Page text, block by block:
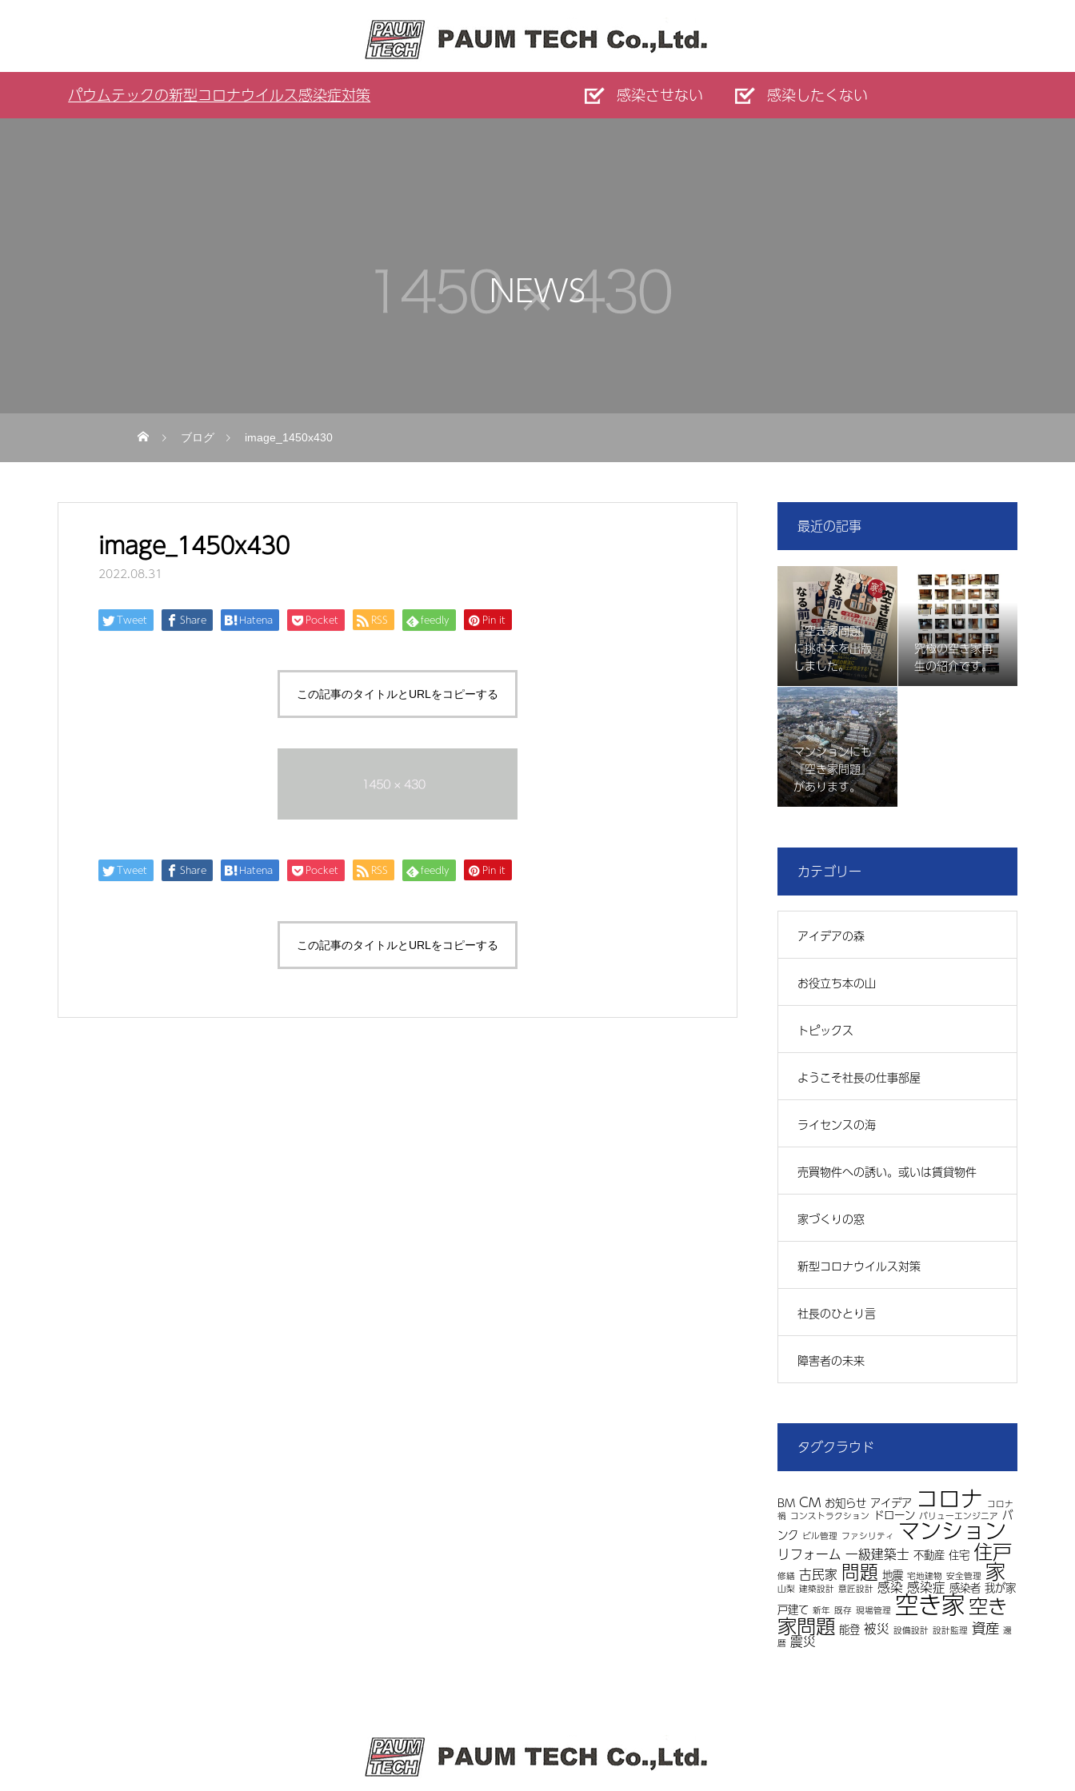
パウムテックの新型コロナウイルス感染症対策 感染させない 感染したくない
NEWS
ブログ image_1450x430
image_1450x430
2022.08.31
Tweet Share Hatena Pocket RSS feedly Pin it
この記事のタイトルとURLをコピーする
Tweet Share Hatena Pocket RSS feedly Pin it
この記事のタイトルとURLをコピーする
最近の記事
『空き家問題』
に挑む本を出版
しました。
究極の空き家再
生の紹介です。
マンションにも
『空き家問題』
があります。
カテゴリー
アイデアの森
お役立ち本の山
トピックス
ようこそ社長の仕事部屋
ライセンスの海
売買物件への誘い。或いは賃貸物件
家づくりの窓
新型コロナウイルス対策
社長のひとり言
障害者の未来
タグクラウド
BM CM お知らせ アイデア コロナ コロナ
禍 コンストラクション ドローン バリューエンジニア バ
ンク ビル管理 ファシリティ マンション
リフォーム 一級建築士 不動産 住宅 住戸
修繕 古民家 問題 地震 宅地建物 安全管理 家
山梨 建築設計 意匠設計 感染 感染症 感染者 我が家
戸建て 新年 既存 現場管理 空き家空き
家問題 能登 被災 設備設計 設計監理 資産 還
暦 震災